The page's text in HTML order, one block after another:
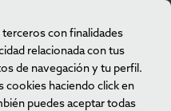
con finalidades
relacionada con tus
de navegación y tu perfil.
cookies haciendo click en
puedes aceptar todas